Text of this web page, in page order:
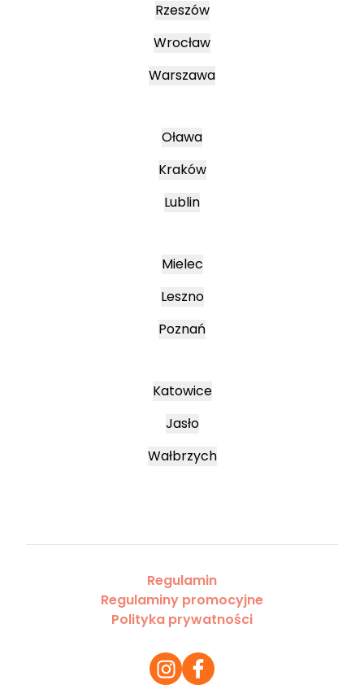
Rzeszów
Wrocław
Warszawa
Oława
Kraków
Lublin
Mielec
Leszno
Poznań
Katowice
Jasło
Wałbrzych
Regulamin
Regulaminy promocyjne
Polityka prywatności